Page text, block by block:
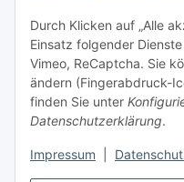
Durch Klicken auf „Alle
Einsatz folgender
Vimeo, ReCaptcha. Sie
ändern (Fingerabdruck-
finden Sie unter
Datenschutzerklärung.
Impressum
Paketdienst und
Regionaler
Sicherheit